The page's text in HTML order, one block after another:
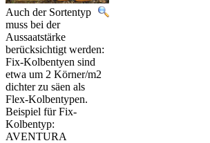
Auch der Sortentyp
muss bei der
Aussaatstärke
berücksichtigt werden:
Fix-Kolbentyen sind
etwa um 2 Körner/m2
dichter zu säen als
Flex-Kolbentypen.
Beispiel für Fix-
Kolbentyp:
AVENTURA